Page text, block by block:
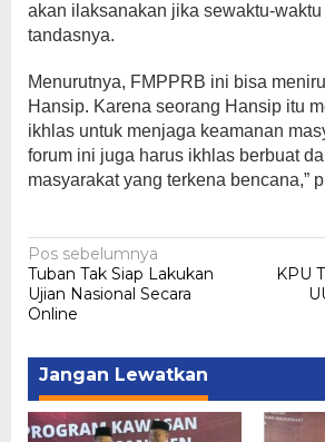
akan ilaksanakan jika sewaktu-waktu
tandasnya.
Menurutnya, FMPPRB ini bisa
Hansip. Karena seorang Hansip itu
ikhlas untuk menjaga keamanan
forum ini juga harus ikhlas berbuat
masyarakat yang terkena bencana,”
Navigasi
pos
Pos sebelumnya
Tuban Tak Siap Lakukan
Ujian Nasional Secara
Online
‎KPU
Jangan Lewatkan